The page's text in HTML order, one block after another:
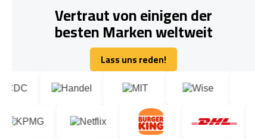
Vertraut von einigen der
besten Marken weltweit
Lass uns reden!
Lass uns reden!